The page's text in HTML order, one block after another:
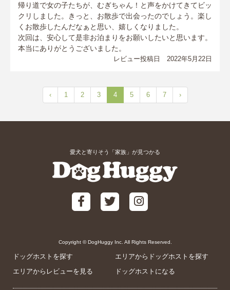
帰り道で女の子たちが、むぎちゃん！と声をかけてきてビッ
クリしました。きっと、お散歩で出会ったのでしょう。楽し
くお散歩したんだなぁと思い、嬉しくなりました。
次回は、安心して是非お泊まりをお願いしたいと思います。
本当にありがとうございました。
レビュー投稿日 2022年5月22日
‹ 1 2 3 4 5 6 7 ›
愛犬と寄りそう「家族」が見つかる
Copyright © DogHuggy Inc. All Rights Reserved.
ドッグホストを探す
エリアからドッグホストを探す
エリアからレビューを見る
ドッグホストになる